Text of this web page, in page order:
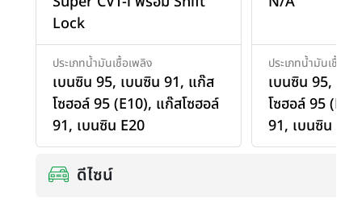
Lock
ประเภทน้ำมันเชื้อเพลิง
เบนซิน 95, เบนซิน 91, แก๊ส
โซฮอล์ 95 (E10), แก๊สโซฮอล์
91, เบนซิน E20
ประเภทน้ำมันเชื้อเพ
เบนซิน 95,
โซฮอล์ 95
91, เบนซิน E20
ดีไซน์